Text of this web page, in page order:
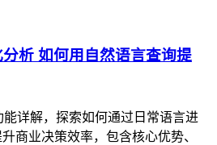
析 如何用自然语言查询提
能详解，探索如何通过日常语言进
商业决策效率，包含核心优势、